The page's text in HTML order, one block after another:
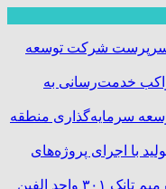
سرپرست شرکت توسعه
خدمت‌رسانی به
سرمایه‌گذاری منطقه
با اجرای پروژه‌های
انجام موفق عملیات تمیزکاری و ترمیم تانک ۳۰۱ واحد الفین